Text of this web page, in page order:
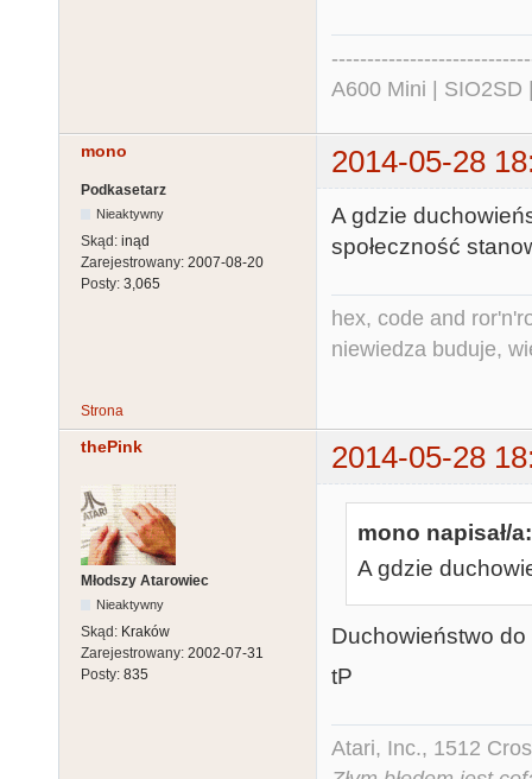
A600 Mini | SIO2SD
mono 2014-05-28
Podkasetarz
Nieaktywny
Skąd: inąd
Zarejestrowany: 2007-08-20
Posty: 3,065
A gdzie
społeczność
hex, code and
niewiedza buduje,
Strona
thePink 2014-05-28
Młodszy Atarowiec
Nieaktywny
Skąd: Kraków
Zarejestrowany: 2002-07-31
Posty: 835
mono napisał/a:
A gdzie
Duchowieństwo
tP
Atari, Inc., 1512